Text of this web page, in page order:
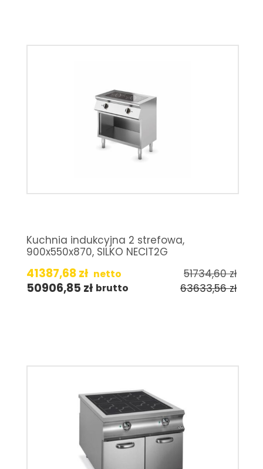
Kuchnia indukcyjna 2 strefowa,
900x550x870, SILKO NECIT2G
41387,68zł netto 51734,60zł
50906,85 zł brutto 63633,56zł